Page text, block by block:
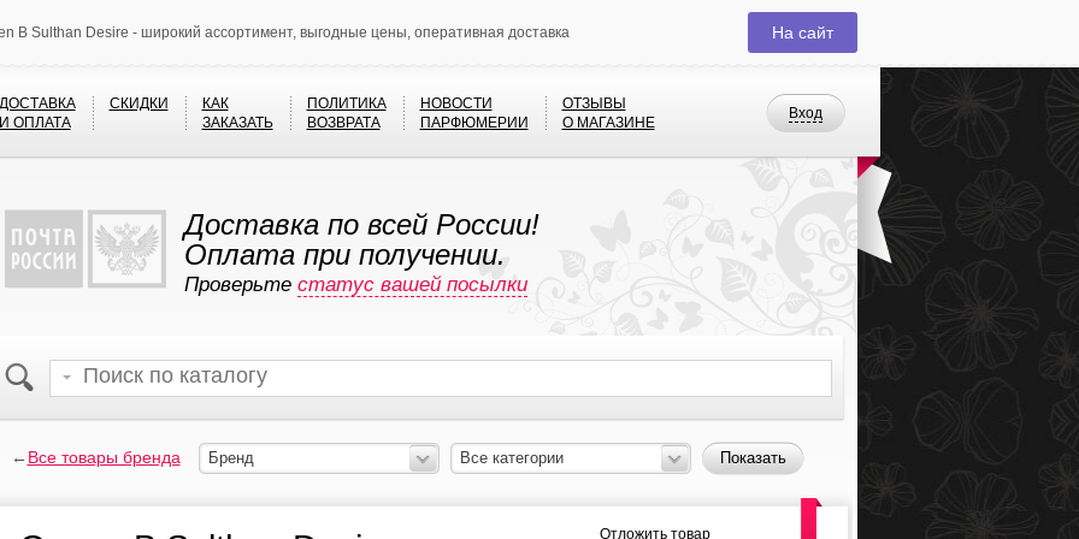
B Sulthan Desire - широкий ассортимент, выгодные цены, оперативная доставка На сайт
Вход
ОПЛАТА
СКИДКИ
КАК
ЗАКАЗАТЬ
ПОЛИТИКА
ВОЗВРАТА
НОВОСТИ
ПАРФЮМЕРИИ
ОТЗЫВЫ
О МАГАЗИНЕ
Доставка по всей России!
Оплата при получении.
Проверьте статус вашей посылки
←Все товары бренда Бренд Все категории Показать
Отложить товар